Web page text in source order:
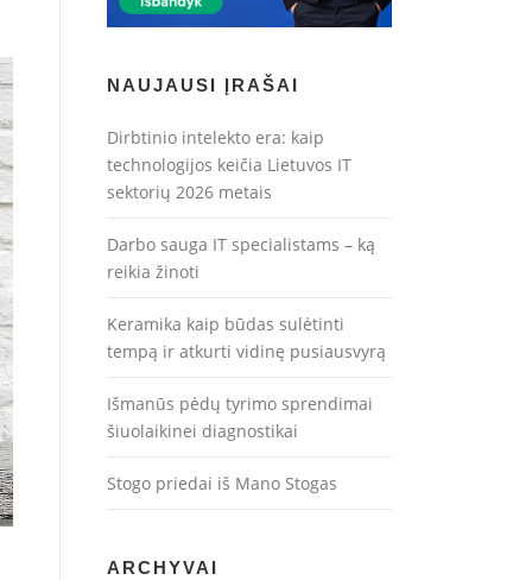
NAUJAUSI ĮRAŠAI
Dirbtinio intelekto era: kaip
technologijos keičia Lietuvos IT
sektorių 2026 metais
Darbo sauga IT specialistams – ką
reikia žinoti
Keramika kaip būdas sulėtinti
tempą ir atkurti vidinę pusiausvyrą
Išmanūs pėdų tyrimo sprendimai
šiuolaikinei diagnostikai
Stogo priedai iš Mano Stogas
ARCHYVAI